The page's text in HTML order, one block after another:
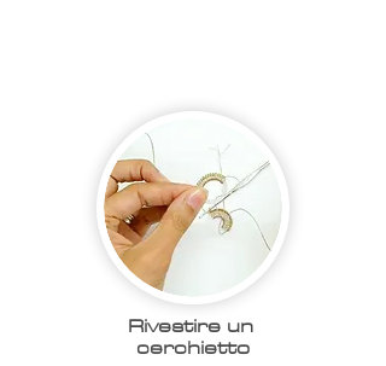
Rivestire un
cerchietto